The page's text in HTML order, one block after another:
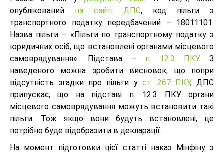
опублікований на сайті ДПС, код пільги з
транспортного податку передбачений – 18011101.
Назва пільги – «Пільги по транспортному податку з
юридичних осіб, що встановлені органами місцевого
самоврядування». Підстава – п. 12.3 ПКУ. З
наведеного можна зробити висновок, що попри
відсутність згадки про пільги у ст. 267 ПКУ, ДПС
припускає, що на підставі п. 12.3 ПКУ органи
місцевого самоврядування можуть встановити такі
пільги. Тож якщо вони будуть встановлені, це
потрібно буде відобразити в декларації.
На момент підготовки цієї статті наказ Мінфіну з